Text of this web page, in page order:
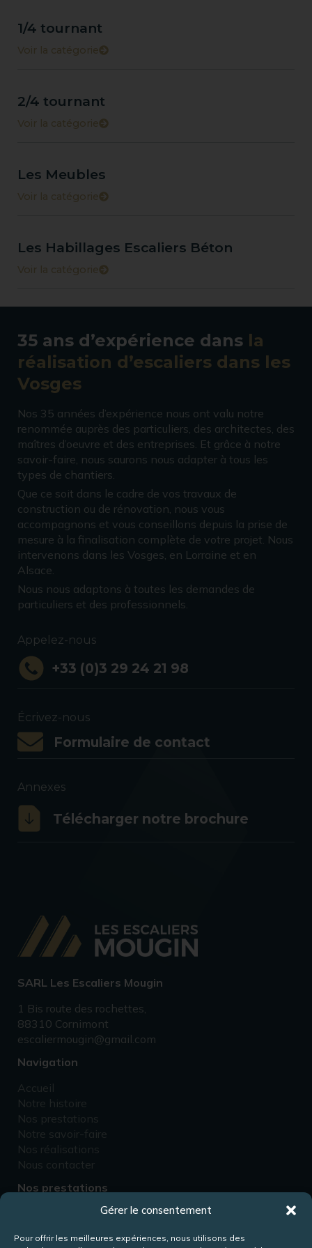
Gérer le consentement
Pour offrir les meilleures expériences, nous utilisons des
1/4 tournant
Voir la catégorie
2/4 tournant
Voir la catégorie
Les Meubles
Voir la catégorie
Les Habillages Escaliers Béton
Voir la catégorie
35 ans d’expérience dans la
réalisation d’escaliers dans les
Vosges
Nos 35 années d’expérience nous ont valu notre
renommée auprès des particuliers, des architectes, des
maîtres d’oeuvre et des entreprises. Et grâce à notre
savoir-faire, nous saurons nous adapter à tous les
types de chantiers.
Que ce soit dans le cadre de vos travaux de
construction ou de rénovation, nous vous
accompagnons et vous conseillons depuis la prise de
mesure à la finalisation complète de votre projet. Nous
intervenons dans les Vosges, en Lorraine et en
Alsace.
Nous nous adaptons à toutes les demandes de
particuliers et des professionnels.
Appelez-nous
+33 (0)3 29 24 21 98
Écrivez-nous
Formulaire de contact
Annexes
Télécharger notre brochure
SARL Les Escaliers Mougin
1 Bis route des rochettes,
88310 Cornimont
escaliermougin@gmail.com
Navigation
Accueil
Notre histoire
Nos prestations
Notre savoir-faire
Nos réalisations
Nous contacter
Nos prestations
Fabricant d’escaliers
Fabricant de passerelles